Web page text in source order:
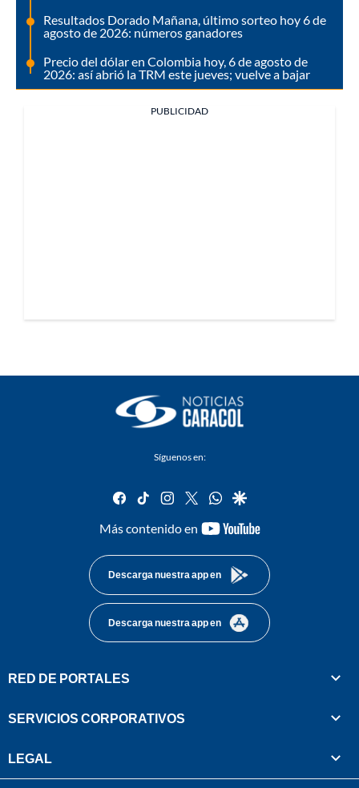
Resultados Dorado Mañana, último sorteo hoy 6 de
agosto de 2026: números ganadores
Precio del dólar en Colombia hoy, 6 de agosto de
2026: así abrió la TRM este jueves; vuelve a bajar
PUBLICIDAD
Síguenos en:
facebook
tiktok instagram
twitterwhatsapp
google
Más contenido en
youtube-
Descarga nuestra app en
Descarga nuestra app en
RED DE PORTALES
SERVICIOS CORPORATIVOS
LEGAL